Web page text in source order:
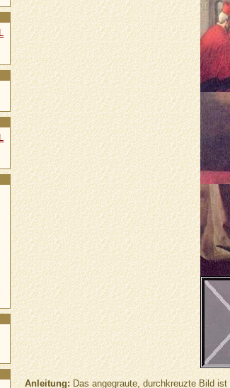
Anleitung:Das angegraute, durchkreuzte Bild ist
L
L